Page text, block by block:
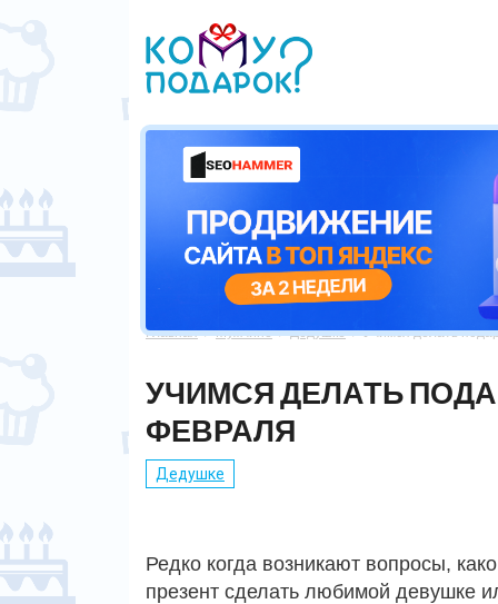
Главная  Мужчине  Дедушке  Учимся делать
УЧИМСЯ ДЕЛАТЬ
ФЕВРАЛЯ
Дедушке
Редко когда возникают вопросы,
презент сделать любимой девушке